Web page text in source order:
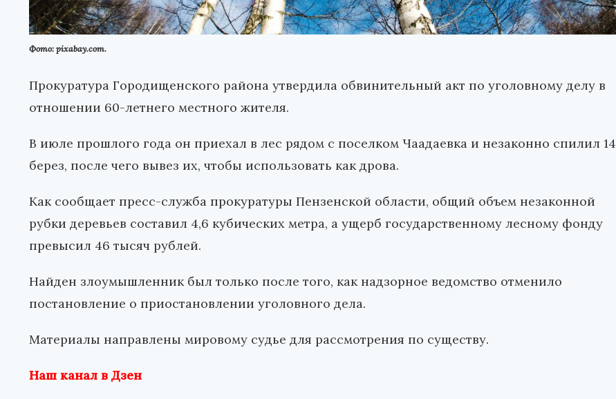
Фото: pixabay.com.
Прокуратура Городищенского района утвердила обвинительный акт по уголовному делу в
отношении 60-летнего местного жителя.
В июле прошлого года он приехал в лес рядом с поселком Чаадаевка и незаконно спилил 14
берез, после чего вывез их, чтобы использовать как дрова.
Как сообщает пресс-служба прокуратуры Пензенской области, общий объем незаконной
рубки деревьев составил 4,6 кубических метра, а ущерб государственному лесному фонду
превысил 46 тысяч рублей.
Найден злоумышленник был только после того, как надзорное ведомство отменило
постановление о приостановлении уголовного дела.
Материалы направлены мировому судье для рассмотрения по существу.
Наш канал в Дзен